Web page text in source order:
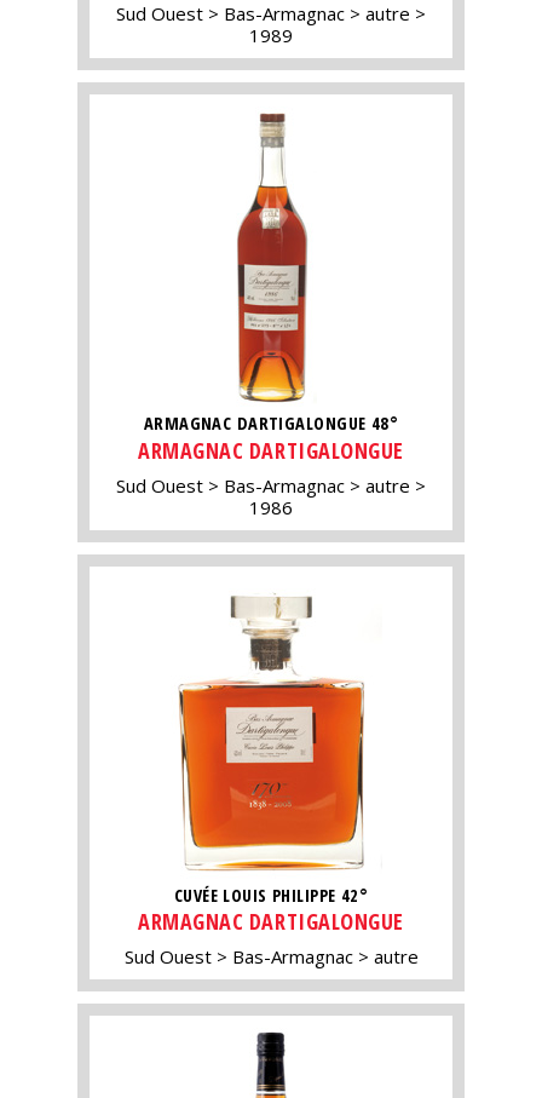
Sud Ouest Bas-Armagnac
autre
1989
ARMAGNAC DARTIGALONGUE 48°
ARMAGNAC DARTIGALONGUE
Sud Ouest Bas-Armagnac
autre
1986
CUVÉE LOUIS PHILIPPE 42°
ARMAGNAC DARTIGALONGUE
Sud Ouest Bas-Armagnac autre